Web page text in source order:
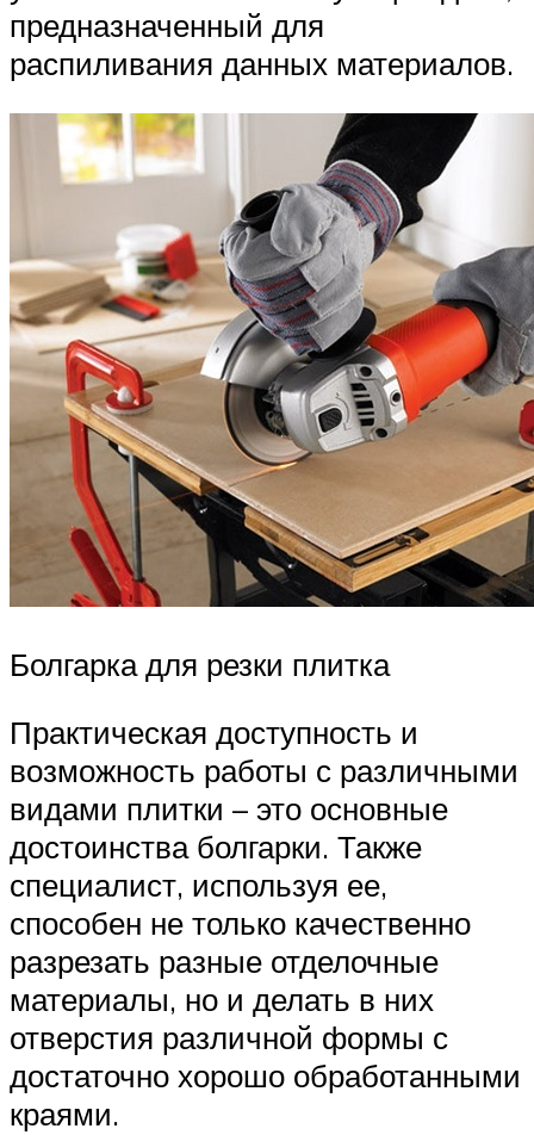
предназначенный для
распиливания данных материалов.
Болгарка для резки плитка
Практическая доступность и
возможность работы с различными
видами плитки – это основные
достоинства болгарки. Также
специалист, используя ее,
способен не только качественно
разрезать разные отделочные
материалы, но и делать в них
отверстия различной формы с
достаточно хорошо обработанными
краями.